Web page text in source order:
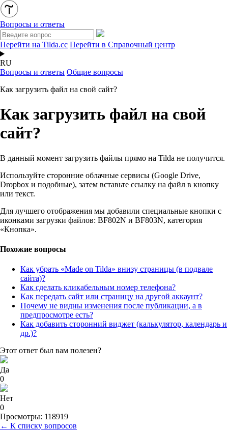
Вопросы и ответы
Перейти на Tilda.cc Перейти в Справочный центр
RU
Вопросы и ответы Общие вопросы
Как загрузить файл на свой сайт?
Как загрузить файл на свой
сайт?
В данный момент загрузить файлы прямо на Tilda не получится.
Используйте сторонние облачные сервисы (Google Drive,
Dropbox и подобные), затем вставьте ссылку на файл в кнопку
или текст.
Для лучшего отображения мы добавили специальные кнопки с
иконками загрузки файлов: BF802N и BF803N, категория
«Кнопка».
Похожие вопросы
Как убрать «Made on Tilda» внизу страницы (в подвале
сайта)?
Как сделать кликабельным номер телефона?
Как передать сайт или страницу на другой аккаунт?
Почему не видны изменения после публикации, а в
предпросмотре есть?
Как добавить сторонний виджет (калькулятор, календарь и
др.)?
Этот ответ был вам полезен?
Да
0
Нет
0
Просмотры: 118919
← К списку вопросов